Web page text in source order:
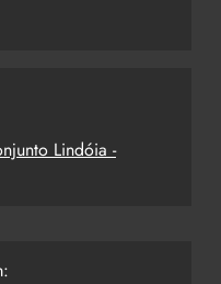
Lindóia -